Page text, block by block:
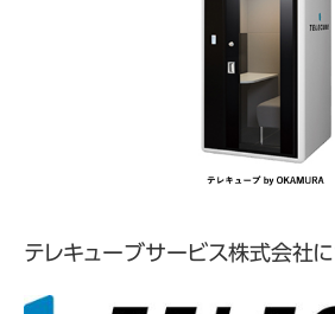
テレキューブサービス株式会社